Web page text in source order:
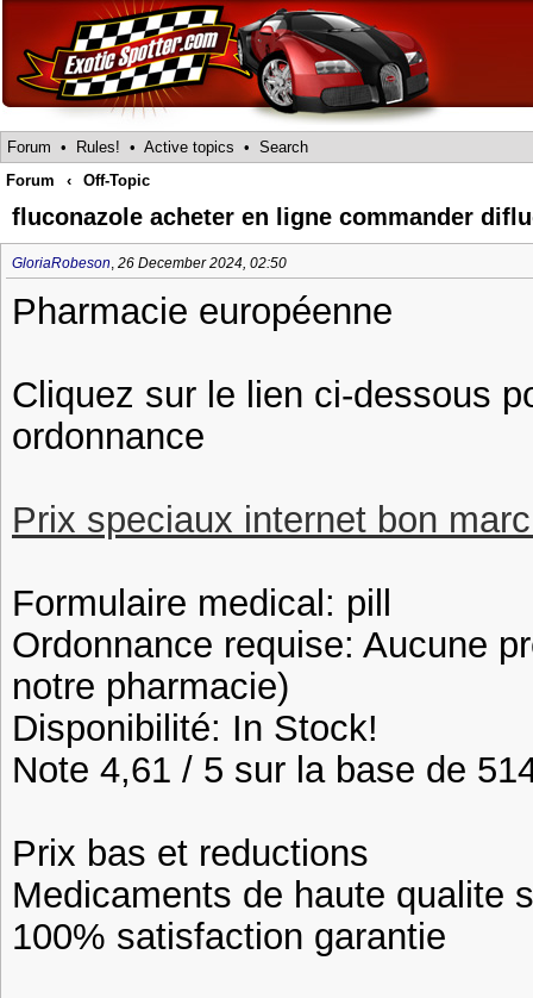
Forum • Rules! • Active topics • Search
Forum
‹ Off-Topic
fluconazole acheter en ligne commander
GloriaRobeson, 26 December 2024, 02:50
Pharmacie européenne
Cliquez sur le lien ci-dessous
ordonnance
Prix speciaux internet bon
Formulaire medical: pill
Ordonnance requise: Aucune
notre pharmacie)
Disponibilité: In Stock!
Note 4,61 / 5 sur la base de
Prix bas et reductions
Medicaments de haute qualite
100% satisfaction garantie